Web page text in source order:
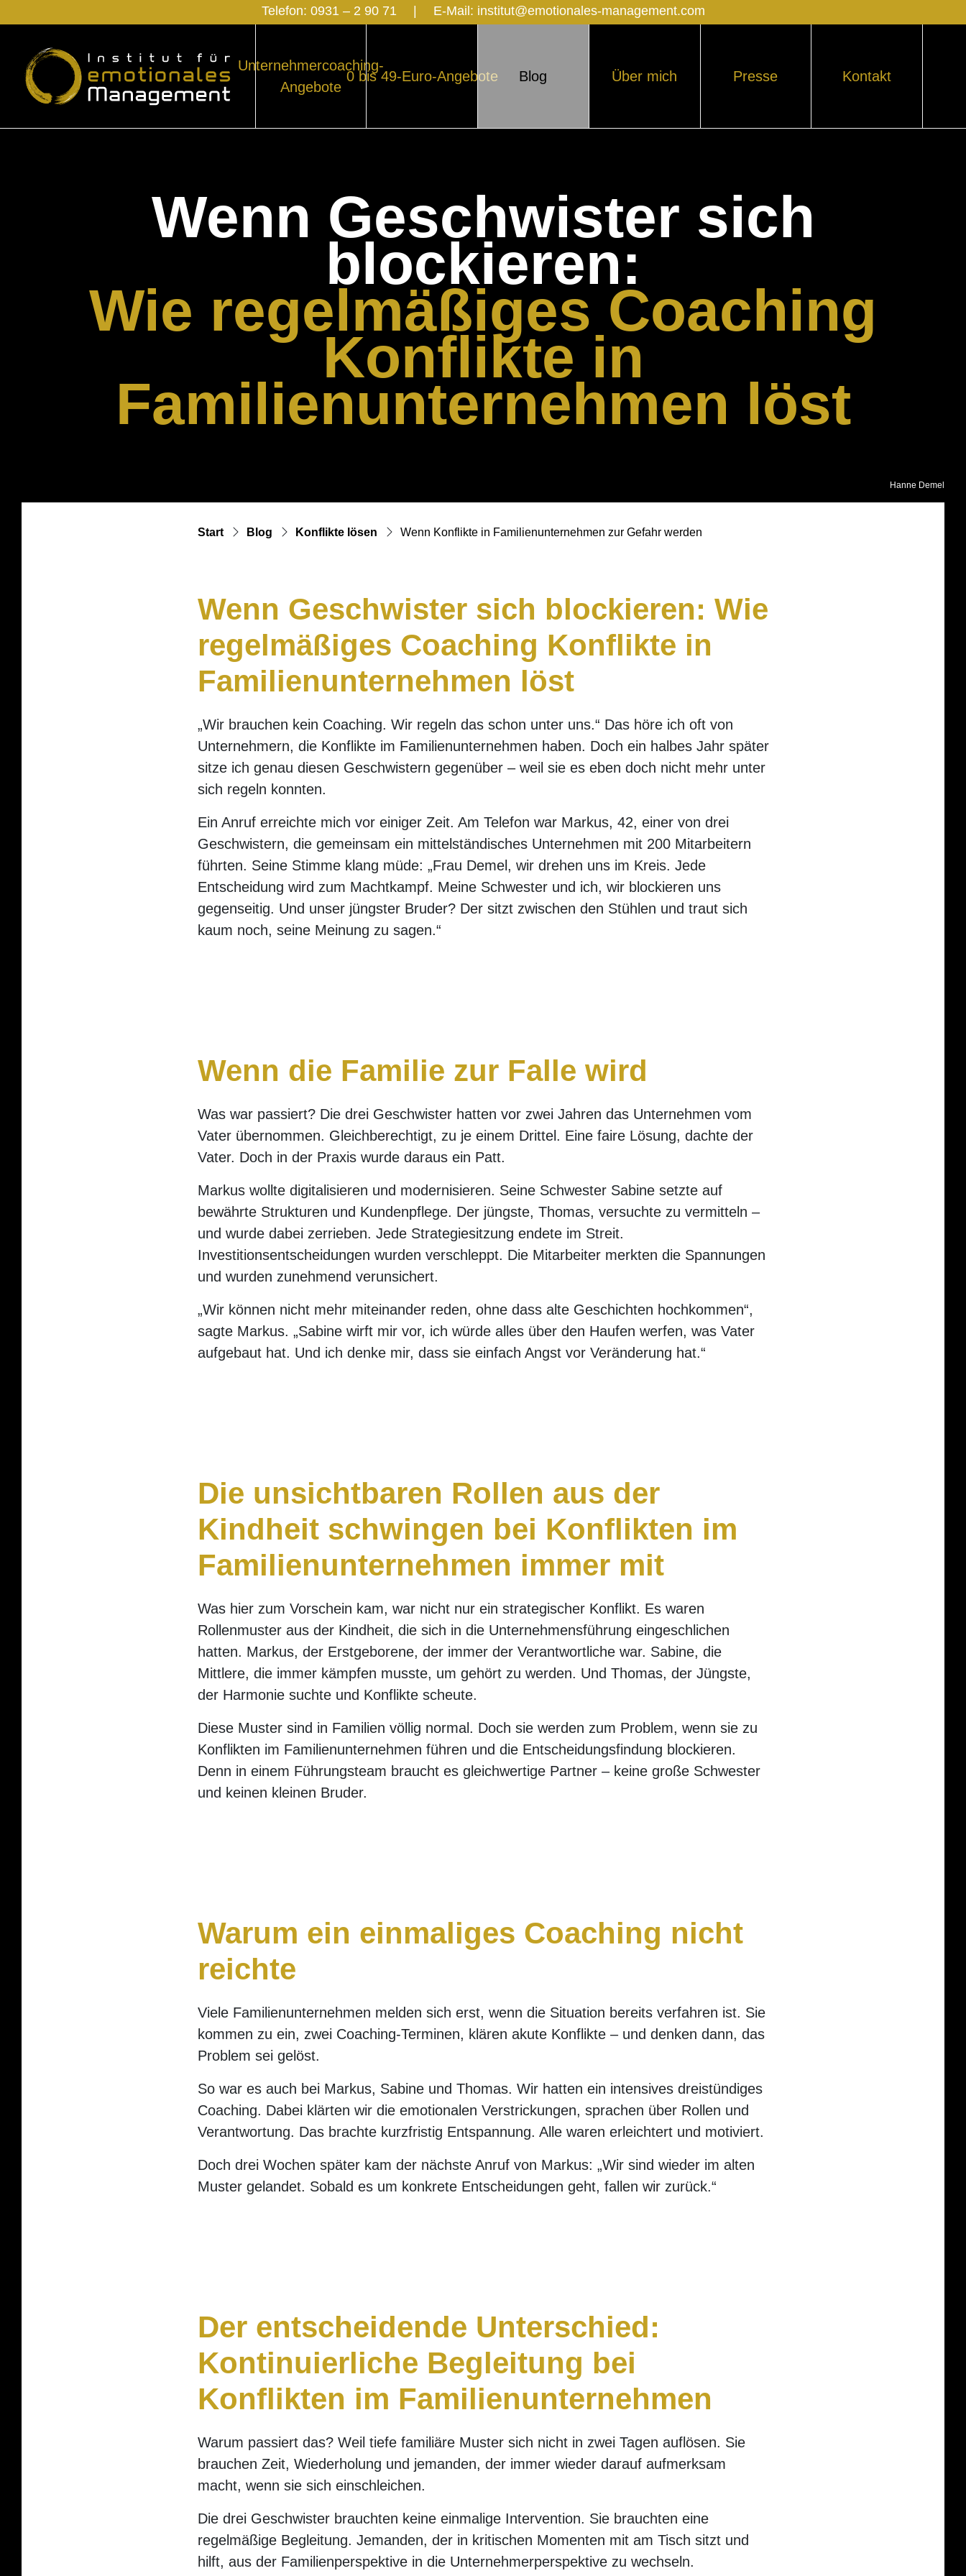
Telefon: 0931 – 2 90 71 E-Mail: institut@emotionales-management.com
Unternehmercoaching-
Angebote
0 bis 49-Euro-Angebote Blog Über mich Presse Kontakt
Wenn Geschwister sich
blockieren:
Wie regelmäßiges Coaching
Konflikte in
Familienunternehmen löst
Hanne Demel
Start Blog Konflikte lösen Wenn Konflikte in Familienunternehmen zur Gefahr werden
Wenn Geschwister sich blockieren: Wie
regelmäßiges Coaching Konflikte in
Familienunternehmen löst
„Wir brauchen kein Coaching. Wir regeln das schon unter uns.“ Das höre ich oft von
Unternehmern, die Konflikte im Familienunternehmen haben. Doch ein halbes Jahr später
sitze ich genau diesen Geschwistern gegenüber – weil sie es eben doch nicht mehr unter
sich regeln konnten.
Ein Anruf erreichte mich vor einiger Zeit. Am Telefon war Markus, 42, einer von drei
Geschwistern, die gemeinsam ein mittelständisches Unternehmen mit 200 Mitarbeitern
führten. Seine Stimme klang müde: „Frau Demel, wir drehen uns im Kreis. Jede
Entscheidung wird zum Machtkampf. Meine Schwester und ich, wir blockieren uns
gegenseitig. Und unser jüngster Bruder? Der sitzt zwischen den Stühlen und traut sich
kaum noch, seine Meinung zu sagen.“
Wenn die Familie zur Falle wird
Was war passiert? Die drei Geschwister hatten vor zwei Jahren das Unternehmen vom
Vater übernommen. Gleichberechtigt, zu je einem Drittel. Eine faire Lösung, dachte der
Vater. Doch in der Praxis wurde daraus ein Patt.
Markus wollte digitalisieren und modernisieren. Seine Schwester Sabine setzte auf
bewährte Strukturen und Kundenpflege. Der jüngste, Thomas, versuchte zu vermitteln –
und wurde dabei zerrieben. Jede Strategiesitzung endete im Streit.
Investitionsentscheidungen wurden verschleppt. Die Mitarbeiter merkten die Spannungen
und wurden zunehmend verunsichert.
„Wir können nicht mehr miteinander reden, ohne dass alte Geschichten hochkommen“,
sagte Markus. „Sabine wirft mir vor, ich würde alles über den Haufen werfen, was Vater
aufgebaut hat. Und ich denke mir, dass sie einfach Angst vor Veränderung hat.“
Die unsichtbaren Rollen aus der
Kindheit schwingen bei Konflikten im
Familienunternehmen immer mit
Was hier zum Vorschein kam, war nicht nur ein strategischer Konflikt. Es waren
Rollenmuster aus der Kindheit, die sich in die Unternehmensführung eingeschlichen
hatten. Markus, der Erstgeborene, der immer der Verantwortliche war. Sabine, die
Mittlere, die immer kämpfen musste, um gehört zu werden. Und Thomas, der Jüngste,
der Harmonie suchte und Konflikte scheute.
Diese Muster sind in Familien völlig normal. Doch sie werden zum Problem, wenn sie zu
Konflikten im Familienunternehmen führen und die Entscheidungsfindung blockieren.
Denn in einem Führungsteam braucht es gleichwertige Partner – keine große Schwester
und keinen kleinen Bruder.
Warum ein einmaliges Coaching nicht
reichte
Viele Familienunternehmen melden sich erst, wenn die Situation bereits verfahren ist. Sie
kommen zu ein, zwei Coaching-Terminen, klären akute Konflikte – und denken dann, das
Problem sei gelöst.
So war es auch bei Markus, Sabine und Thomas. Wir hatten ein intensives dreistündiges
Coaching. Dabei klärten wir die emotionalen Verstrickungen, sprachen über Rollen und
Verantwortung. Das brachte kurzfristig Entspannung. Alle waren erleichtert und motiviert.
Doch drei Wochen später kam der nächste Anruf von Markus: „Wir sind wieder im alten
Muster gelandet. Sobald es um konkrete Entscheidungen geht, fallen wir zurück.“
Der entscheidende Unterschied:
Kontinuierliche Begleitung bei
Konflikten im Familienunternehmen
Warum passiert das? Weil tiefe familiäre Muster sich nicht in zwei Tagen auflösen. Sie
brauchen Zeit, Wiederholung und jemanden, der immer wieder darauf aufmerksam
macht, wenn sie sich einschleichen.
Die drei Geschwister brauchten keine einmalige Intervention. Sie brauchten eine
regelmäßige Begleitung. Jemanden, der in kritischen Momenten mit am Tisch sitzt und
hilft, aus der Familienperspektive in die Unternehmerperspektive zu wechseln.